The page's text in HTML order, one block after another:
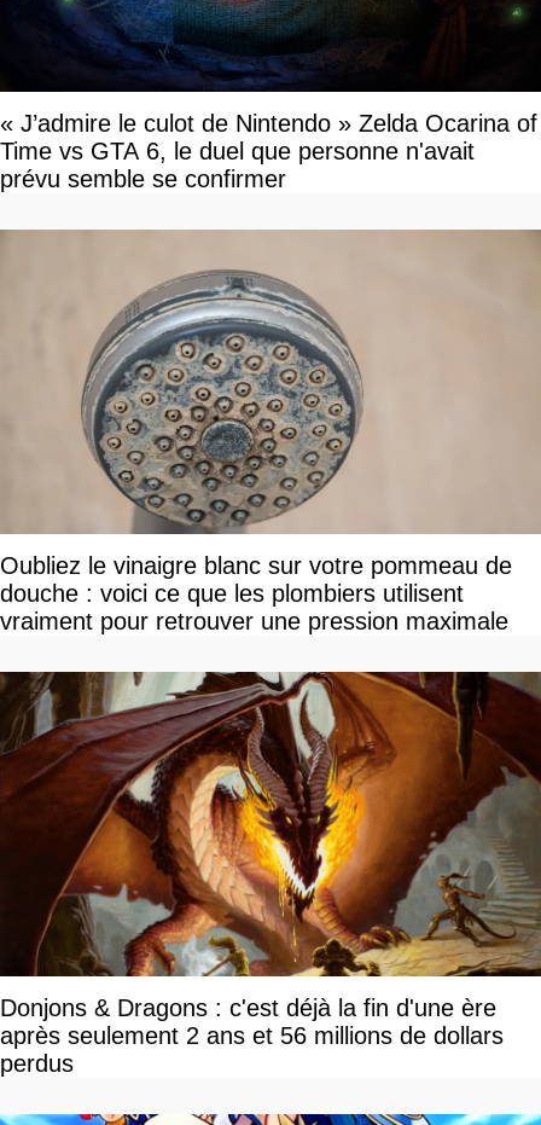
« J’admire le culot de Nintendo » Zelda Ocarina of
Time vs GTA 6, le duel que personne n'avait
prévu semble se confirmer
Oubliez le vinaigre blanc sur votre pommeau de
douche : voici ce que les plombiers utilisent
vraiment pour retrouver une pression maximale
Donjons & Dragons : c'est déjà la fin d'une ère
après seulement 2 ans et 56 millions de dollars
perdus